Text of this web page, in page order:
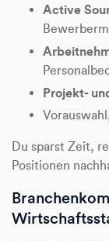
Active
Projekt-
Du sparst Zeit,
Positionen